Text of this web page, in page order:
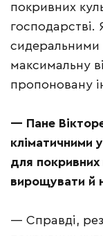
покривних
господарстві.
максимальну
пропоновану
— Пане
кліматичними
для покривних
вирощувати й
— Справді,